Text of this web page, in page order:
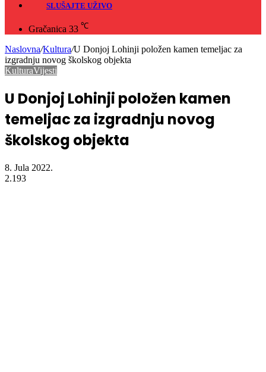
SLUŠAJTE UŽIVO
Gračanica 33 ℃
Naslovna/Kultura/U Donjoj Lohinji položen kamen temeljac za
izgradnju novog školskog objekta
KulturaVijesti
U Donjoj Lohinji položen kamen
temeljac za izgradnju novog
školskog objekta
8. Jula 2022.
2.193